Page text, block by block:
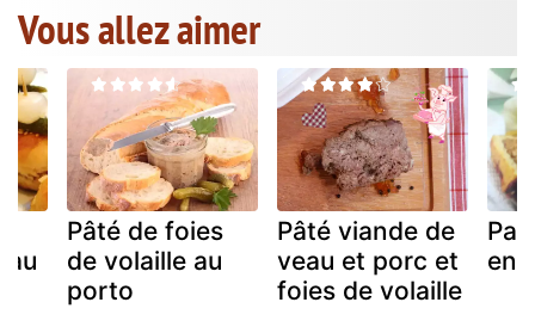
Vous allez aimer
au
Pâté de foies
de volaille au
porto
Pâté viande de
veau et porc et
foies de volaille
en